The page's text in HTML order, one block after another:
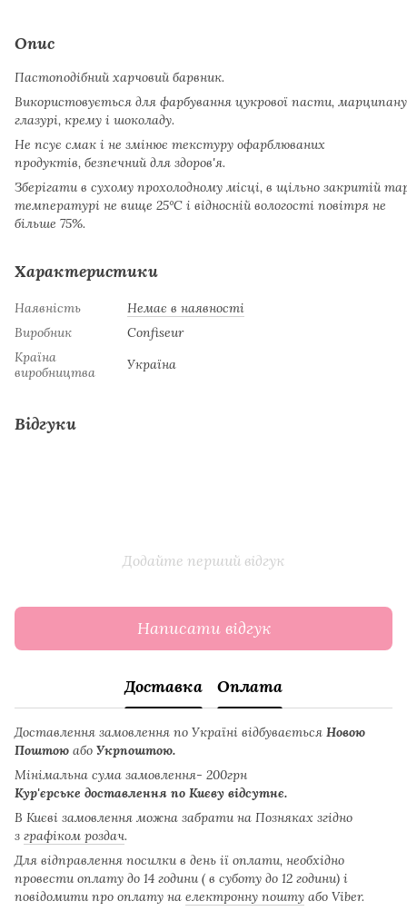
Опис
Пастоподібний харчовий барвник.
Використовується для фарбування цукрової пасти,
глазурі, крему і шоколаду.
Не псує смак і не змінює текстуру офарблюваних
продуктів, безпечний для здоров'я.
Зберігати в сухому прохолодному місці, в щільно закритій
температурі не вище 25°С і відносній вологості повітря не
більше 75%.
Характеристики
Наявність
Немає в наявності
Виробник
Confiseur
Країна
виробництва
Україна
Відгуки
Додайте перший відгук
Написати відгук
Доставка Оплата
Доставлення замовлення по Україні відбувається Новою
Поштою або Укрпоштою.
Мінімальна сума замовлення- 200грн
Кур'єрське доставлення по Києву відсутнє.
В Києві замовлення можна забрати на Позняках згідно
з графіком роздач.
Для відправлення посилки в день ії оплати, необхідно
провести оплату до 14 години ( в суботу до 12 години) і
повідомити про оплату на електронну пошту або Viber.